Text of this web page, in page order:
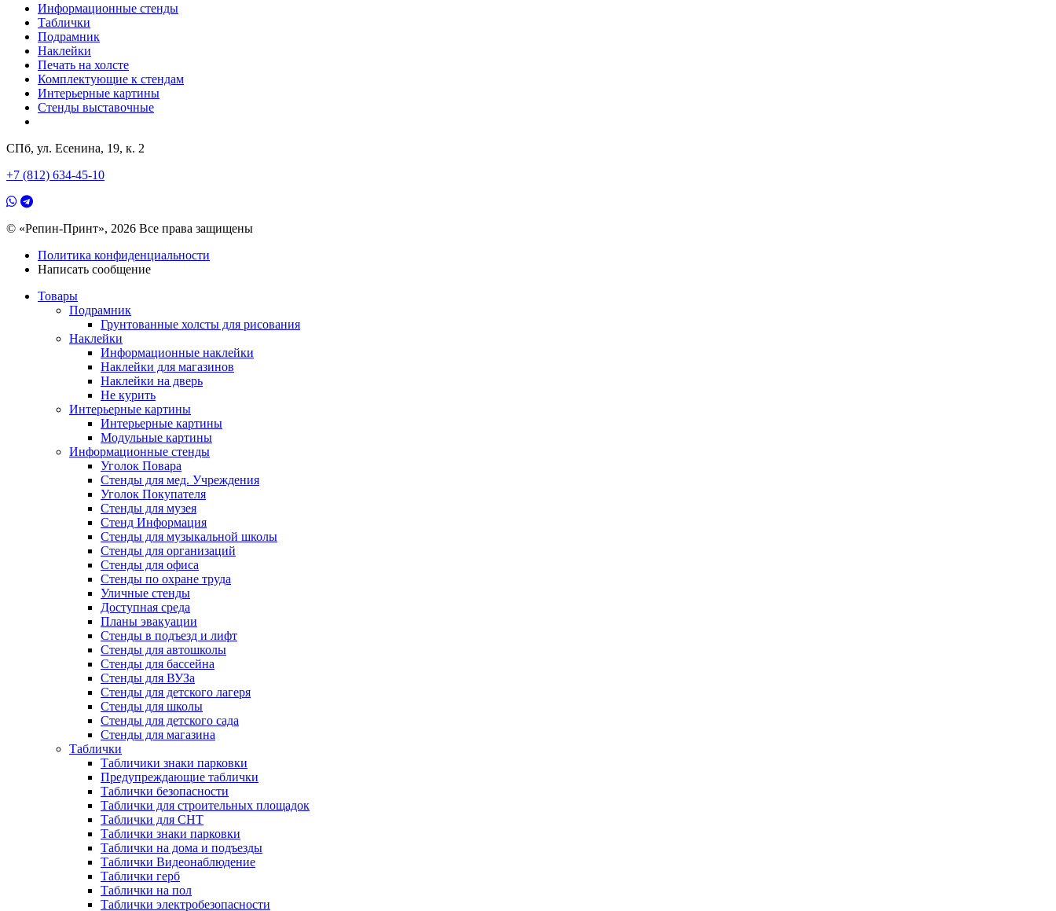
Информационные стенды
Таблички
Подрамник
Наклейки
Печать на холсте
Комплектующие к стендам
Интерьерные картины
Стенды выставочные
СПб, ул. Есенина, 19, к. 2
+7 (812) 634-45-10
© «Репин-Принт», 2026 Все права защищены
Политика конфиденциальности
Написать сообщение
Товары
Подрамник
Грунтованные холсты для рисования
Наклейки
Информационные наклейки
Наклейки для магазинов
Наклейки на дверь
Не курить
Интерьерные картины
Интерьерные картины
Модульные картины
Информационные стенды
Уголок Повара
Стенды для мед. Учреждения
Уголок Покупателя
Стенды для музея
Стенд Информация
Стенды для музыкальной школы
Стенды для организаций
Стенды для офиса
Стенды по охране труда
Уличные стенды
Доступная среда
Планы эвакуации
Стенды в подъезд и лифт
Стенды для автошколы
Стенды для бассейна
Стенды для ВУЗа
Стенды для детского лагеря
Стенды для школы
Стенды для детского сада
Стенды для магазина
Таблички
Табличики знаки парковки
Предупреждающие таблички
Таблички безопасности
Таблички для строительных площадок
Таблички для СНТ
Таблички знаки парковки
Таблички на дома и подъезды
Таблички Видеонаблюдение
Таблички герб
Таблички на пол
Таблички электробезопасности